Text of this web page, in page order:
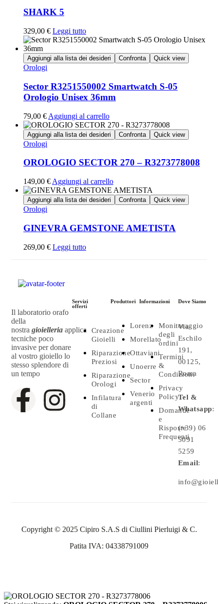
SHARK 5
329,00 € Leggi tutto
Aggiungi alla lista dei desideri Confronta Quick view
Orologi
Sector R3251550002 Smartwatch S-05
Orologio Unisex 36mm
79,00 € Aggiungi al carrello
Aggiungi alla lista dei desideri Confronta Quick view
Orologi
OROLOGIO SECTOR 270 – R3273778008
149,00 € Aggiungi al carrello
Aggiungi alla lista dei desideri Confronta Quick view
Orologi
GINEVRA GEMSTONE AMETISTA
269,00 € Leggi tutto
Il laboratorio orafo
della
nostra gioielleria applica
tecniche poco
invasive per donare
al vostro gioiello lo
stesso splendore di
un tempo
Servizi
offerti
Creazione
Gioielli
Riparazione
Preziosi
Riparazione
Orologi
Infilatura
di
Collane
Produttori
Lorenz
Morellato
Ottaviani
Unoerre
Sector
Venerio
argenti
Informazioni
Monitoraggio
degli
ordini
Termini
&
Condizioni
Privacy
Policy
Domande
e
Risposte
Frequenti
Dove Siamo
Via
Eschilo
191,
00125,
Roma
Tel &
Whatsapp:
(+39) 06
5091
5259
Email:
Copyright © 2025 Cipiro S.A.S di Ciullini Pierluigi & C.
Patita IVA: 04338791009